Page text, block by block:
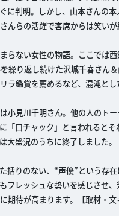
に判明。しかし、山本さんの
らの活躍で客席からは笑いが
らない女性の物語。ここでは
繰り返し続けた沢城千春さん
鑑賞を薦めるなど、混沌とし
小見川千明さん。他の人のト
口チャック」と言われると
大盛況のうちに終了しました。
りのない、“声優”という存
レッシュな勢いを感じさせ
待が高まります。【取材・文